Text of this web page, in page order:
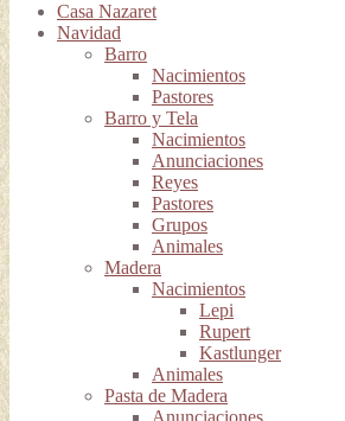
Casa Nazaret
Navidad
Barro
Nacimientos
Pastores
Barro y Tela
Nacimientos
Anunciaciones
Reyes
Pastores
Grupos
Animales
Madera
Nacimientos
Lepi
Rupert
Kastlunger
Animales
Pasta de Madera
Anunciaciones